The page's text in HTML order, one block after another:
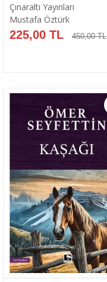
Çınaraltı Yayınları
Mustafa Öztürk
225,00 TL 450,00 TL